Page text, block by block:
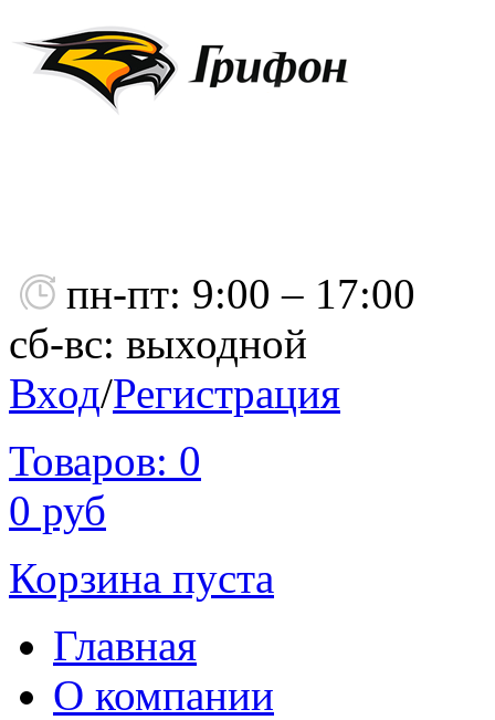
пн-пт: 9:00 – 17:00
сб-вс: выходной
Вход/Регистрация
Товаров: 0
0 руб
Корзина пуста
Главная
О компании